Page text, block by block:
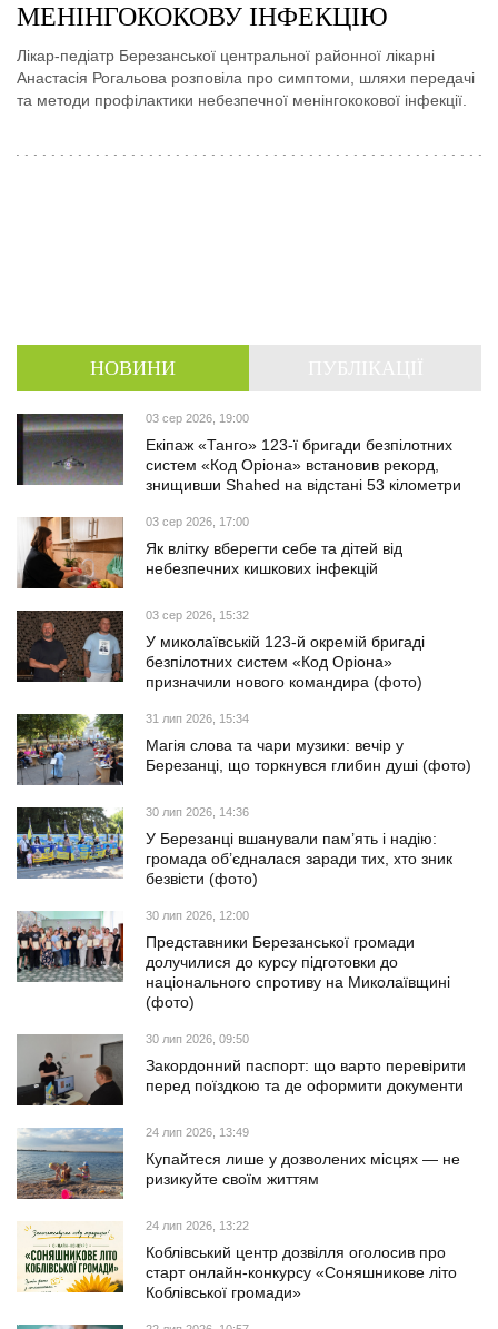
МЕНІНГОКОКОВУ ІНФЕКЦІЮ
Лікар-педіатр Березанської центральної районної лікарні
Анастасія Рогальова розповіла про симптоми, шляхи передачі
та методи профілактики небезпечної менінгококової інфекції.
НОВИНИ
03 сер 2026, 19:00
Екіпаж «Танго» 123-ї бригади безпілотних
систем «Код Оріона» встановив рекорд,
знищивши Shahed на відстані 53 кілометри
03 сер 2026, 17:00
Як влітку вберегти себе та дітей від
небезпечних кишкових інфекцій
03 сер 2026, 15:32
У миколаївській 123-й окремій бригаді
безпілотних систем «Код Оріона»
призначили нового командира (фото)
31 лип 2026, 15:34
Магія слова та чари музики: вечір у
Березанці, що торкнувся глибин душі (фото)
30 лип 2026, 14:36
У Березанці вшанували пам’ять і надію:
громада об’єдналася заради тих, хто зник
безвісти (фото)
30 лип 2026, 12:00
Представники Березанської громади
долучилися до курсу підготовки до
національного спротиву на Миколаївщині
(фото)
30 лип 2026, 09:50
Закордонний паспорт: що варто перевірити
перед поїздкою та де оформити документи
24 лип 2026, 13:49
Купайтеся лише у дозволених місцях — не
ризикуйте своїм життям
24 лип 2026, 13:22
Коблівський центр дозвілля оголосив про
старт онлайн-конкурсу «Соняшникове літо
Коблівської громади»